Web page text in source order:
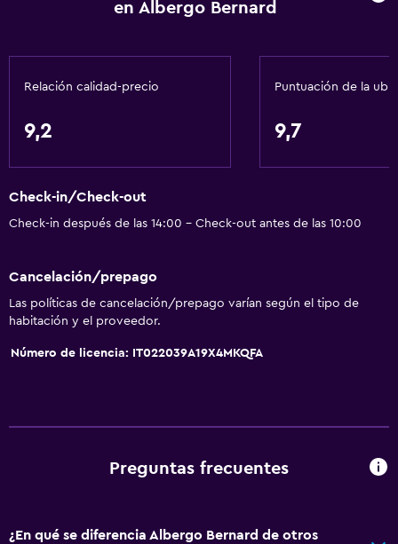
Artículos de aseo gratis
Accesibilidad y adecuación
Accesibilidad
Ascensor
Hipoalergénico
Habitaciones familiares
Teléfono
Vista a la montaña
Bodega de esquí
Estacionamiento privado
en Albergo Bernard
Relación calidad-precio
9,2
Puntuación de la
9,7
Check-in/Check-out
Check-in después de las 14:00 - Check-out antes de las 10:00
Cancelación/prepago
Las políticas de cancelación/prepago varían según el tipo de
habitación y el proveedor.
Número de licencia: IT022039A19X4MKQFA
Preguntas frecuentes
¿En qué se diferencia Albergo Bernard de otros